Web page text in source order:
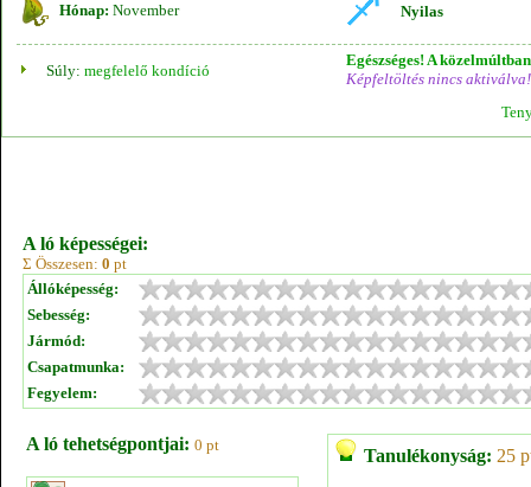
Hónap: November Nyilas
Súly: megfelelő kondíció
Egészséges! A
Képfeltöltés nincs aktiválva!
A ló képességei:
Σ Összesen: 0 pt
Állóképesség:
Sebesség:
Jármód:
Csapatmunka:
Fegyelem:
A ló tehetségpontjai: 0 pt
Tanulékonyság: 25